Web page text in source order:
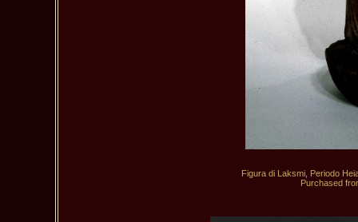
Figura di Laksmi, Periodo
Purchased